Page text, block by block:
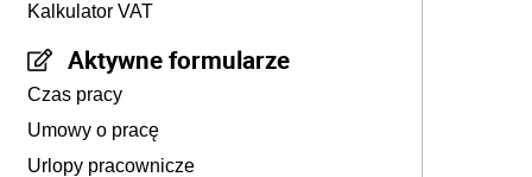
Kalkulator VAT
Aktywne formularze
Czas pracy
Umowy o pracę
Urlopy pracownicze